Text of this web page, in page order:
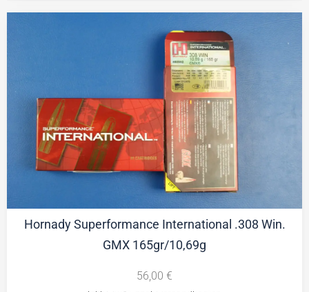
Hornady Superformance International .308 Win.
GMX 165gr/10,69g
56,00 €